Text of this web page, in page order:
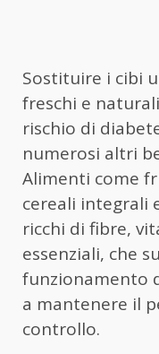
Sostituire i cibi
freschi e
rischio di
numerosi altri
Alimenti come
cereali integrali
ricchi di fibre,
essenziali, che
funzionamento
a mantenere il
controllo.